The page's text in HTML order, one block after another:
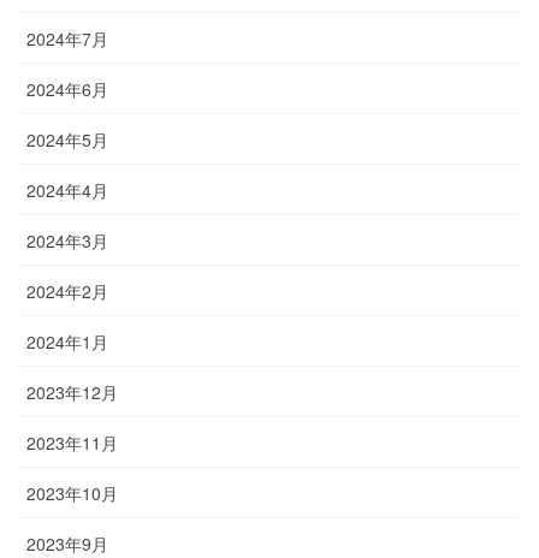
2024年7月
2024年6月
2024年5月
2024年4月
2024年3月
2024年2月
2024年1月
2023年12月
2023年11月
2023年10月
2023年9月